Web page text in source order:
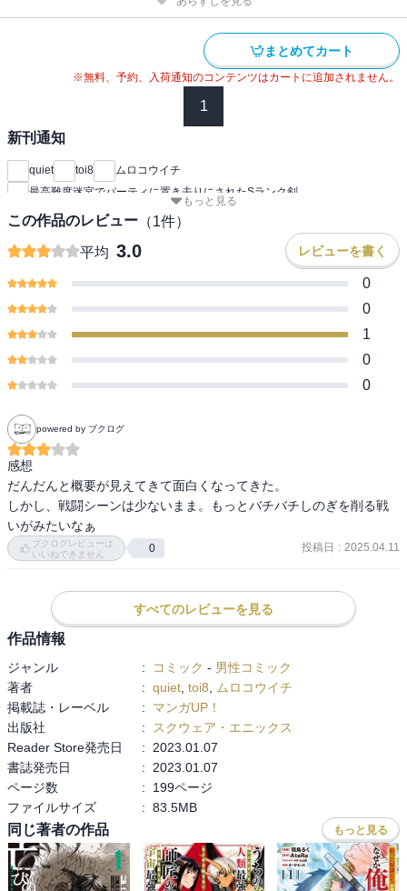
まとめてカート
※無料、予約、入荷通知のコンテンツはカートに追加されません。
1
新刊通知
quiet toi8
ムロコウイチ
最高難度迷宮でパーティに置き去りにされたSランク剣
もっと見る
この作品のレビュー （1件）
平均 3.0 レビューを書く
0
0
1
0
0
powered by ブクログ
感想
だんだんと概要が見えてきて面白くなってきた。
しかし、戦闘シーンは少ないまま。もっとバチバチしのぎを削る戦
いがみたいなぁ
ブクログレビューは
いいねできません
0 投稿日 : 2025.04.11
すべてのレビューを見る
作品情報
ジャンル : コミック - 男性コミック
著者
: quiet toi8
ムロコウイチ
掲載誌・レーベル
:
マンガUP！
出版社
:
スクウェア・エニックス
Reader Store発売日
:
2023.01.07
書誌発売日
:
2023.01.07
ページ数
:
199ページ
ファイルサイズ
: 83.5MB
同じ著者の作品 もっと見る